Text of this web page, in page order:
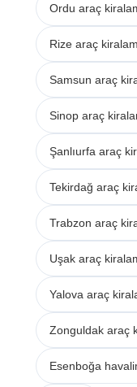
Ordu araç
Rize araç
Samsun araç
Sinop araç
Şanlıurfa araç
Tekirdağ araç
Trabzon araç
Uşak araç
Yalova araç
Zonguldak araç
Esenboğa